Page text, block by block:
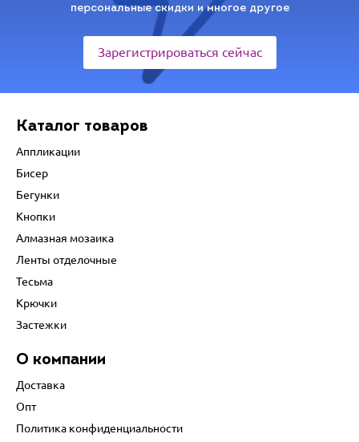
персональные скидки и многое другое
Зарегистрироваться сейчас
Каталог товаров
Аппликации
Бисер
Бегунки
Кнопки
Алмазная мозаика
Ленты отделочные
Тесьма
Крючки
Застежки
О компании
Доставка
Опт
Политика конфиденциальности